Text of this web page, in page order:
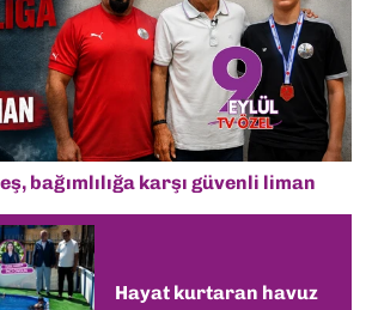
bağımlılığa karşı güvenli liman
Hayat kurtaran havuz